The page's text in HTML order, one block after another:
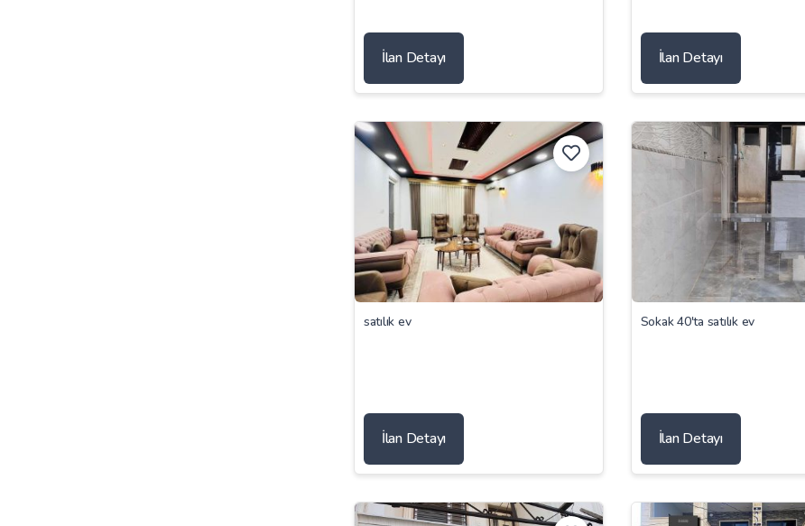
İlan Detayı İlan Detayı
satılık ev
İlan Detayı
Sokak 40'ta satılık ev
İlan Detayı